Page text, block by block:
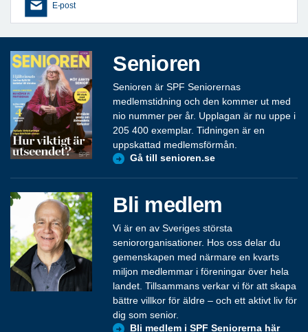
E-post
Senioren
Senioren är SPF Seniorernas
medlemstidning och den kommer ut med
nio nummer per år. Upplagan är nu uppe i
205 400 exemplar. Tidningen är en
uppskattad medlemsförmån.
Gå till senioren.se
Bli medlem
Vi är en av Sveriges största
seniororganisationer. Hos oss delar du
gemenskapen med närmare en kvarts
miljon medlemmar i föreningar över hela
landet. Tillsammans verkar vi för att skapa
bättre villkor för äldre – och ett aktivt liv för
dig som senior.
Bli medlem i SPF Seniorerna här